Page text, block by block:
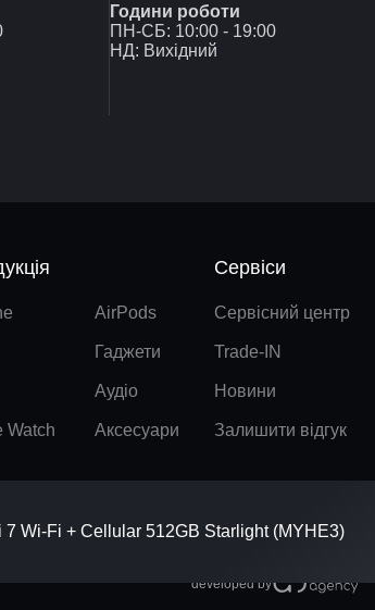
7 Wi-Fi + Cellular 512GB Starlight (MYHE3)
Години роботи
ПН-СБ: 10:00 - 19:00
НД: Вихідний
Watch
AirPods
Гаджети
Аудіо
Аксесуари
Сервіси
Сервісний центр
Trade-IN
Новини
Залишити відгук
developed by